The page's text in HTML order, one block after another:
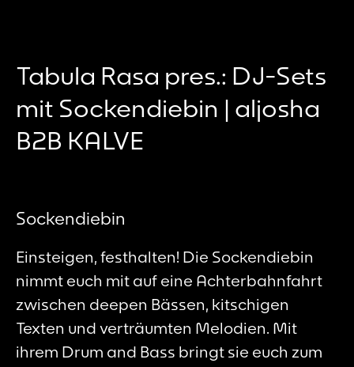
Tabula Rasa pres.: DJ-Sets
mit Sockendiebin | aljosha
B2B KALVE
Sockendiebin
Einsteigen, festhalten! Die Sockendiebin
nimmt euch mit auf eine Achterbahnfahrt
zwischen deepen Bässen, kitschigen
Texten und verträumten Melodien. Mit
ihrem Drum and Bass bringt sie euch zum